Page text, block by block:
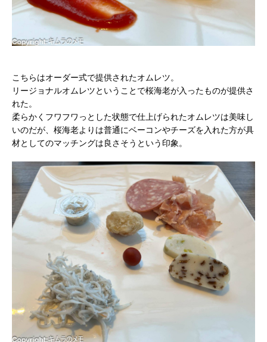
こちらはオーダー式で提供されたオムレツ。
リージョナルオムレツということで桜海老が入ったものが提供さ
れた。
柔らかくフワフワっとした状態で仕上げられたオムレツは美味し
いのだが、桜海老よりは普通にベーコンやチーズを入れた方が具
材としてのマッチングは良さそうという印象。